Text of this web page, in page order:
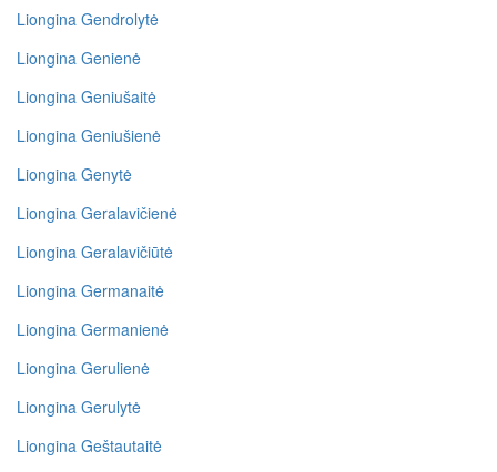
Liongina Gendrolytė
Liongina Genienė
Liongina Geniušaitė
Liongina Geniušienė
Liongina Genytė
Liongina Geralavičienė
Liongina Geralavičiūtė
Liongina Germanaitė
Liongina Germanienė
Liongina Gerulienė
Liongina Gerulytė
Liongina Geštautaitė